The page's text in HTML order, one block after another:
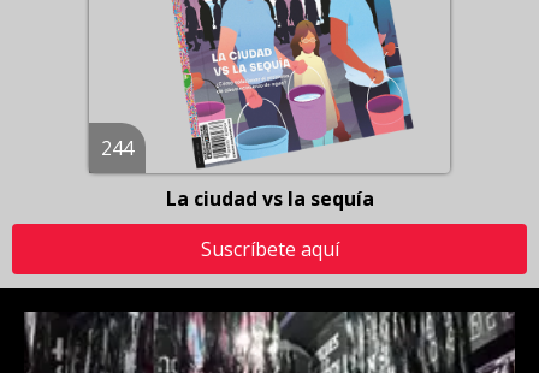
244
La ciudad vs la sequía
Suscríbete aquí